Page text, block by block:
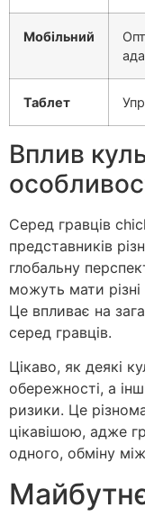
Мобільний
Таблет
Вплив
Серед гравців
представників
глобальну
можуть мати
Це впливає на
серед гравців.
Цікаво, як деякі
обережності, а
ризики. Це
цікавішою, адже
одного, обміну